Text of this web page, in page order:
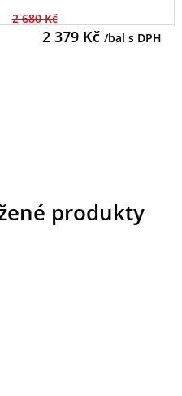
2 680 Kč
2 379Kč /bal s DPH
produkty